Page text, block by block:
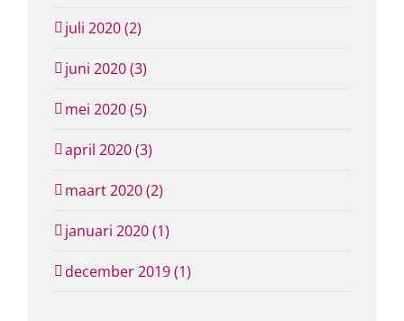
juli 2020 (2)
juni 2020 (3)
mei 2020 (5)
april 2020 (3)
maart 2020 (2)
januari 2020 (1)
december 2019 (1)